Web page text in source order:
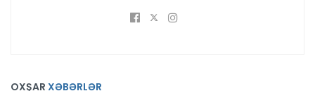
OXŞAR XƏBƏRLƏR